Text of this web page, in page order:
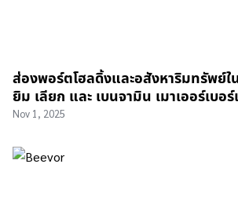
ส่องพอร์ตโฮลดิ้งและอสังหาริมทรัพย์ใ
ยิม เลียก และ เบนจามิน เมาเออร์เบอร์
Nov 1, 2025